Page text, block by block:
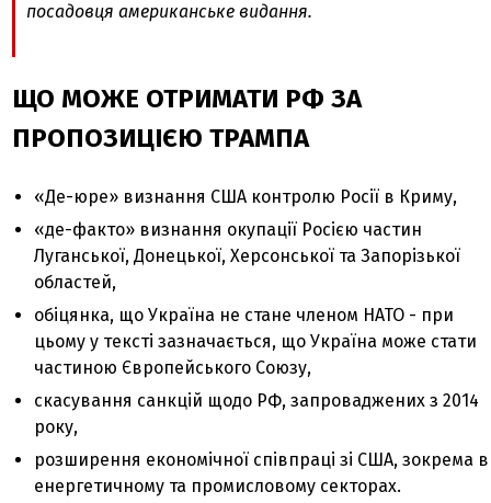
посадовця американське видання.
ЩО МОЖЕ ОТРИМАТИ РФ ЗА
ПРОПОЗИЦІЄЮ ТРАМПА
«Де-юре» визнання США контролю Росії в Криму,
«де-факто» визнання окупації Росією частин
Луганської, Донецької, Херсонської та Запорізької
областей,
обіцянка, що Україна не стане членом НАТО - при
цьому у тексті зазначається, що Україна може стати
частиною Європейського Союзу,
скасування санкцій щодо РФ, запроваджених з 2014
року,
розширення економічної співпраці зі США, зокрема в
енергетичному та промисловому секторах.